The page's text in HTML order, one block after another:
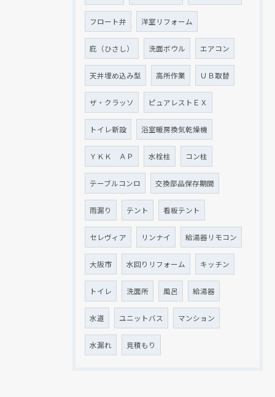
フロート弁 洋室リフォーム
庇（ひさし） 洗面ボウル エアコン
天井埋め込み型 高所作業 ＵＢ取替
ザ・クラッソ ピュアレストＥＸ
トイレ新設 浴室暖房換気乾燥機
ＹＫＫ ＡＰ 水栓柱 コン柱
テーブルコンロ 交換部品保存期間
雨漏り テント 看板テント
セレヴィア リンナイ 給湯器リモコン
大阪市 水回りリフォーム キッチン
トイレ 洗面所 風呂 給湯器
水道 ユニットバス マンション
水漏れ 見積もり